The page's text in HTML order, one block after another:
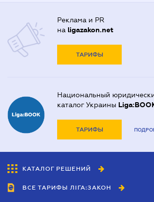
Реклама и PR
на ligazakon.net
ТАРИФЫ
Национальный
каталог Украины
ТАРИФЫ
КАТАЛОГ РЕШЕНИЙ
ВСЕ ТАРИФЫ ЛІГА:ЗАКОН